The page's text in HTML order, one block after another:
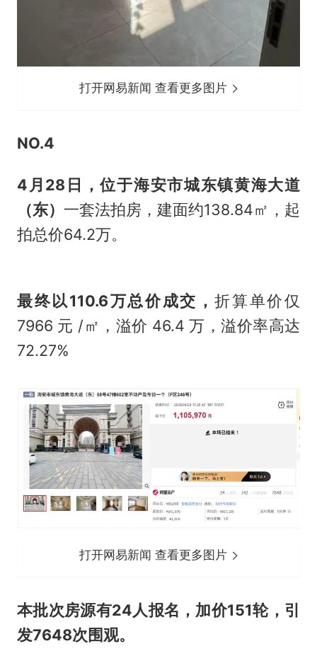
打开网易新闻 查看更多图片
NO.4
4月28日，位于海安市城东镇黄海大道
（东） 一套法拍房，建面约138.84㎡，起
拍总价64.2万。
最终以110.6万总价成交，折算单价仅
7966 元 /㎡，溢价 46.4 万，溢价率高达
72.27%
打开网易新闻 查看更多图片
本批次房源有24人报名，加价151轮，引
发7648次围观。